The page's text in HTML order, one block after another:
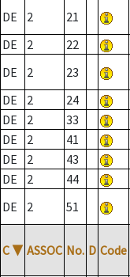
DE 2 21
DE
2 22
DE
2 23
DE
2 24
DE
2 33
DE
2 41
DE
2 43
DE
2 44
DE
2 51
C ▼ ASSOC No. D Code